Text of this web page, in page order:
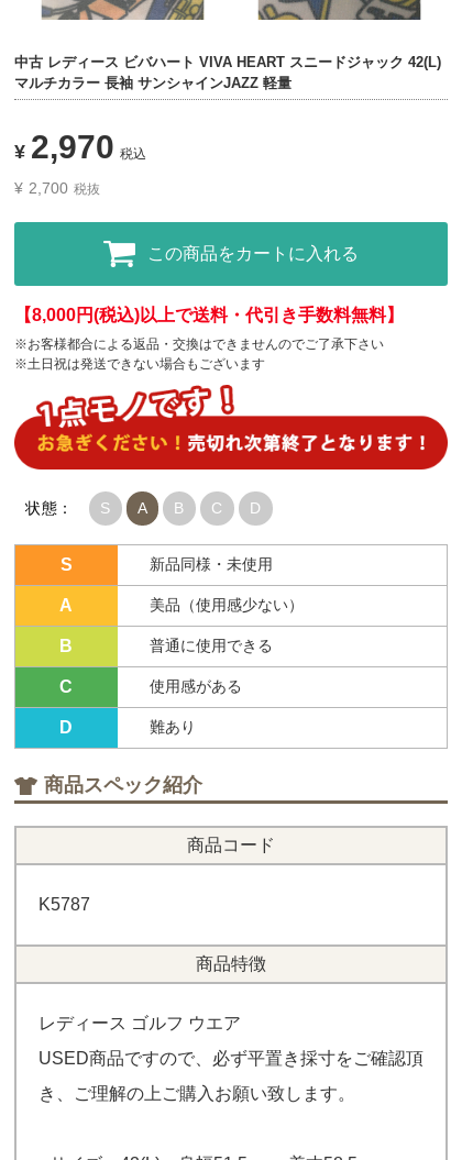
中古 レディース ビバハート VIVA HEART スニードジャック 42(L)
マルチカラー 長袖 サンシャインJAZZ 軽量
¥ 2,970 税込
¥ 2,700 税抜
この商品をカートに入れる
【8,000円(税込)以上で送料・代引き手数料無料】
※お客様都合による返品・交換はできませんのでご了承下さい
※土日祝は発送できない場合もございます
状態： S A B C D
S 新品同様・未使用
A 美品（使用感少ない）
B 普通に使用できる
C 使用感がある
D 難あり
商品スペック紹介
商品コード
K5787
商品特徴
レディース ゴルフ ウエア
USED商品ですので、必ず平置き採寸をご確認頂
き、ご理解の上ご購入お願い致します。